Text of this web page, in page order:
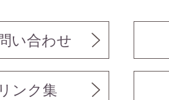
い合わせ
リンク集